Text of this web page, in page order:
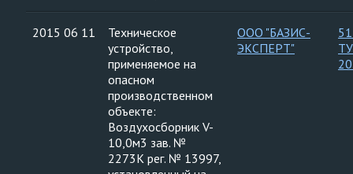
2015 06 11
Техническое
устройство,
применяемое на
опасном
производственном
объекте:
Воздухосборник V-
10,0м3 зав. №
2273К рег. № 13997,
ООО "БАЗИС-
ЭКСПЕРТ"